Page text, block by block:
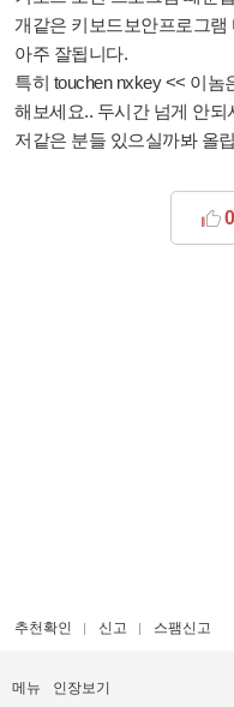
개같은 키보드보안프로그
아주 잘됩니다.
특히 touchen nxkey << 이놈
해보세요.. 두시간 넘게 안되
저같은 분들 있으실까봐 올
0
추천확인 신고 스팸신고
메뉴 인장보기